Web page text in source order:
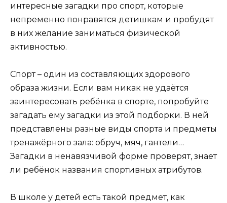
интересные загадки про спорт, которые
непременно понравятся детишкам и пробудят
в них желание заниматься физической
активностью.
Спорт – один из составляющих здорового
образа жизни. Если вам никак не удаётся
заинтересовать ребёнка в спорте, попробуйте
загадать ему загадки из этой подборки. В ней
представлены разные виды спорта и предметы
тренажёрного зала: обруч, мяч, гантели…
Загадки в ненавязчивой форме проверят, знает
ли ребёнок названия спортивных атрибутов.
В школе у детей есть такой предмет, как